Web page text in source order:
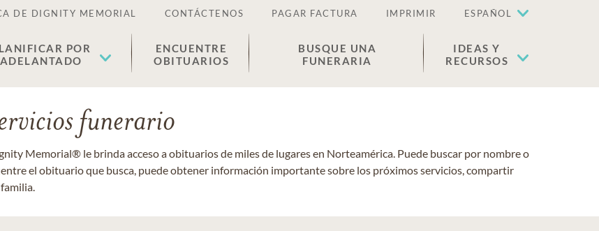
DE DIGNITY MEMORIAL CONTÁCTENOS PAGAR FACTURA IMPRIMIR ESPAÑOL
POR
ADELANTADO
ENCUENTRE
OBITUARIOS
BUSQUE UNA
FUNERARIA
IDEAS Y
RECURSOS
funerario
Memorial® le brinda acceso a obituarios de miles de lugares en Norteamérica. Puede buscar por nombre o
el obituario que busca, puede obtener información importante sobre los próximos servicios, compartir